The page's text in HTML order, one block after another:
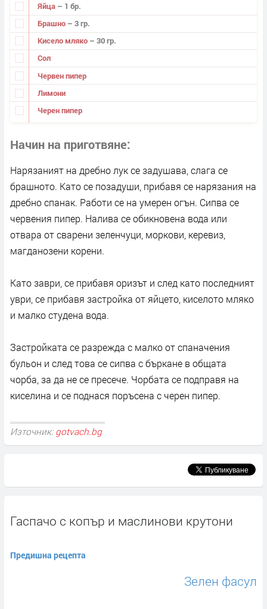
Яйца – 1 бр.
Брашно – 3 гр.
Кисело мляко – 30 гр.
Сол
Червен пипер
Лимони
Черен пипер
Начин на приготвяне
Нарязаният на дребно лук се задушава, слага се
брашното. Като се позадуши, прибавя се нарязания на
дребно спанак. Работи се на умерен огън. Сипва се
червения пипер. Налива се обикновена вода или
отвара от сварени зеленчуци, моркови, керевиз,
магданозени корени.
Като заври, се прибавя оризът и след като последният
уври, се прибавя застройка от яйцето, киселото мляко
и малко студена вода.
Застройката се разрежда с малко от спаначения
бульон и след това се сипва с бъркане в общата
чорба, за да не се пресече. Чорбата се подправя на
киселина и се поднася поръсена с черен пипер.
Източник: gotvach.bg
Гаспачо с копър и маслинови крутони
Предишна рецепта
Зелен фасул